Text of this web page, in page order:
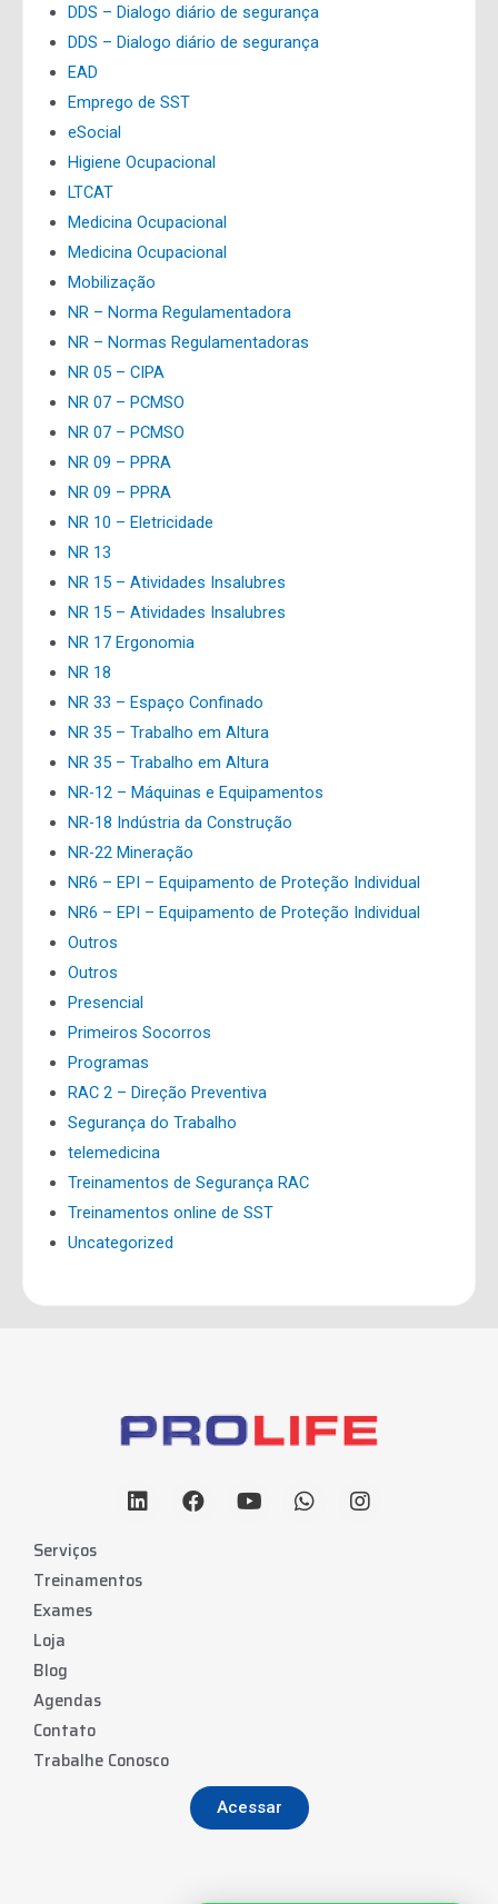
DDS – Dialogo diário de segurança
DDS – Dialogo diário de segurança
EAD
Emprego de SST
eSocial
Higiene Ocupacional
LTCAT
Medicina Ocupacional
Medicina Ocupacional
Mobilização
NR – Norma Regulamentadora
NR – Normas Regulamentadoras
NR 05 – CIPA
NR 07 – PCMSO
NR 07 – PCMSO
NR 09 – PPRA
NR 09 – PPRA
NR 10 – Eletricidade
NR 13
NR 15 – Atividades Insalubres
NR 15 – Atividades Insalubres
NR 17 Ergonomia
NR 18
NR 33 – Espaço Confinado
NR 35 – Trabalho em Altura
NR 35 – Trabalho em Altura
NR-12 – Máquinas e Equipamentos
NR-18 Indústria da Construção
NR-22 Mineração
NR6 – EPI – Equipamento de Proteção Individual
NR6 – EPI – Equipamento de Proteção Individual
Outros
Outros
Presencial
Primeiros Socorros
Programas
RAC 2 – Direção Preventiva
Segurança do Trabalho
telemedicina
Treinamentos de Segurança RAC
Treinamentos online de SST
Uncategorized
Serviços
Treinamentos
Exames
Loja
Blog
Agendas
Contato
Trabalhe Conosco
Acessar